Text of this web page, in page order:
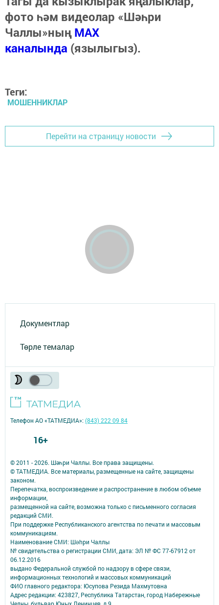
фото һәм видеолар «Шәһри
Чаллы»ныңMAX
каналында (язылыгыз).
Теги:
МОШЕННИКЛАР
Перейти на страницу новости
Документлар
Төрле темалар
© 2011 - 2026. Шәһри Чаллы. Все права защищены.
© ТАТМЕДИА. Все материалы, размещенные на сайте, защищены
законом.
Перепечатка, воспроизведение и распространение в любом объеме
информации,
размещенной на сайте, возможна только с письменного согласия
редакций СМИ.
При поддержке Республиканского агентства по печати и массовым
коммуникациям.
Наименование СМИ: Шəhри Чаллы
№ свидетельства о регистрации СМИ, дата: ЭЛ № ФС 77-67912 от
06.12.2016
выдано Федеральной службой по надзору в сфере связи,
информационных технологий и массовых коммуникаций
ФИО главного редактора: Юсупова Резида Махмутовна
Адрес редакции: 423827, Республика Татарстан, город Набережные
Телефон АО «ТАТМЕДИА»:(843) 222 09 84
16+